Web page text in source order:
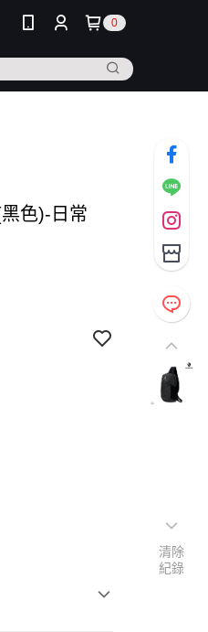
0
黑色)-日常
清除
紀錄